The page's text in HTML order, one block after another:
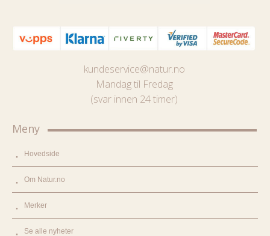
kundeservice@natur.no
Mandag til Fredag
(svar innen 24 timer)
Meny
Hovedside
Om Natur.no
Merker
Se alle nyheter